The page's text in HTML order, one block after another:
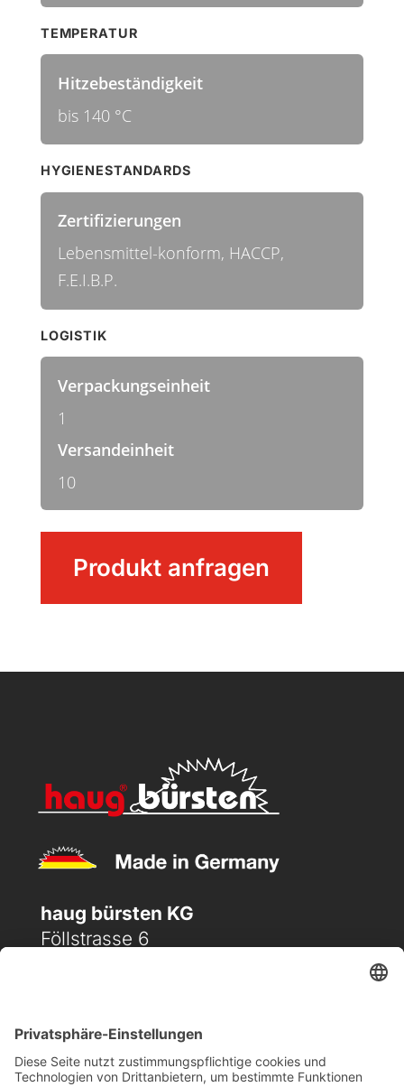
DETECTProdukt anfragen
TEMPERATUR
Hitzebeständigkeit
bis 140 °C
HYGIENESTANDARDS
Zertifizierungen
Lebensmittel-konform, HACCP,
F.E.I.B.P.
LOGISTIK
Verpackungseinheit
1
Versandeinheit
10
haug bürsten KG
Föllstrasse 6
 (+49) 08231 / 96 30 96
 office@haugbuersten.de